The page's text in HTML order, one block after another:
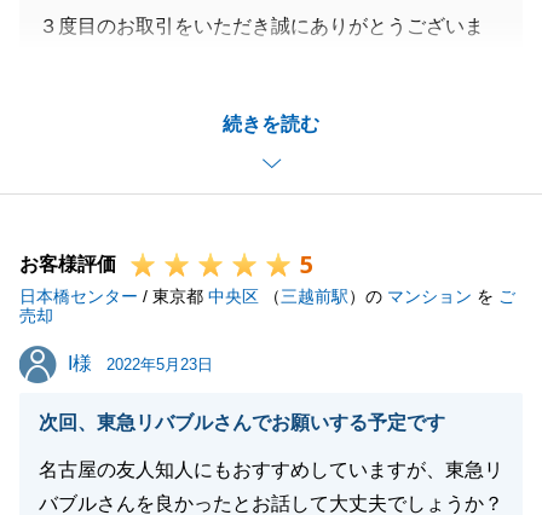
続きを読む
３度目のお取引をいただき誠にありがとうございま
えることができました。
今後とも、よろしくお願い申し上げます。
閉じる
お客様評価 5
日本橋センター / 東京都 中央区 （三越前駅）の マンション を ご
売却
I様
I様 2022年5月23日
次回、東急リバブルさんでお願いする予定です
名古屋の友人知人にもおすすめしていますが、東急リ
バブルさんを良かったとお話して大丈夫でしょうか？